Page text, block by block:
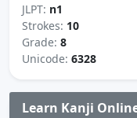
JLPT: n1
Strokes: 10
Grade: 8
Unicode: 6328
Learn Kanji